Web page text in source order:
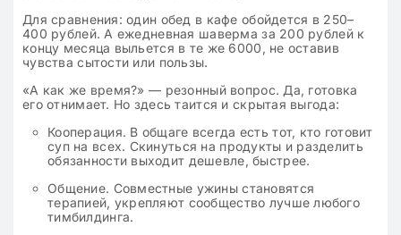
Для сравнения: один обед в кафе обойдется в 250–
400 рублей. А ежедневная шаверма за 200 рублей к
концу месяца выльется в те же 6000, не оставив
чувства сытости или пользы.
«А как же время?» — резонный вопрос. Да, готовка
его отнимает. Но здесь таится и скрытая выгода:
Кооперация. В общаге всегда есть тот, кто готовит
суп на всех. Скинуться на продукты и разделить
обязанности выходит дешевле, быстрее.
Общение. Совместные ужины становятся
терапией, укрепляют сообщество лучше любого
тимбилдинга.